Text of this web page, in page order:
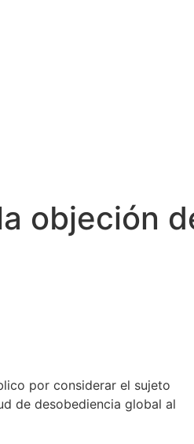
objeción
por considerar el sujeto
de desobediencia global al